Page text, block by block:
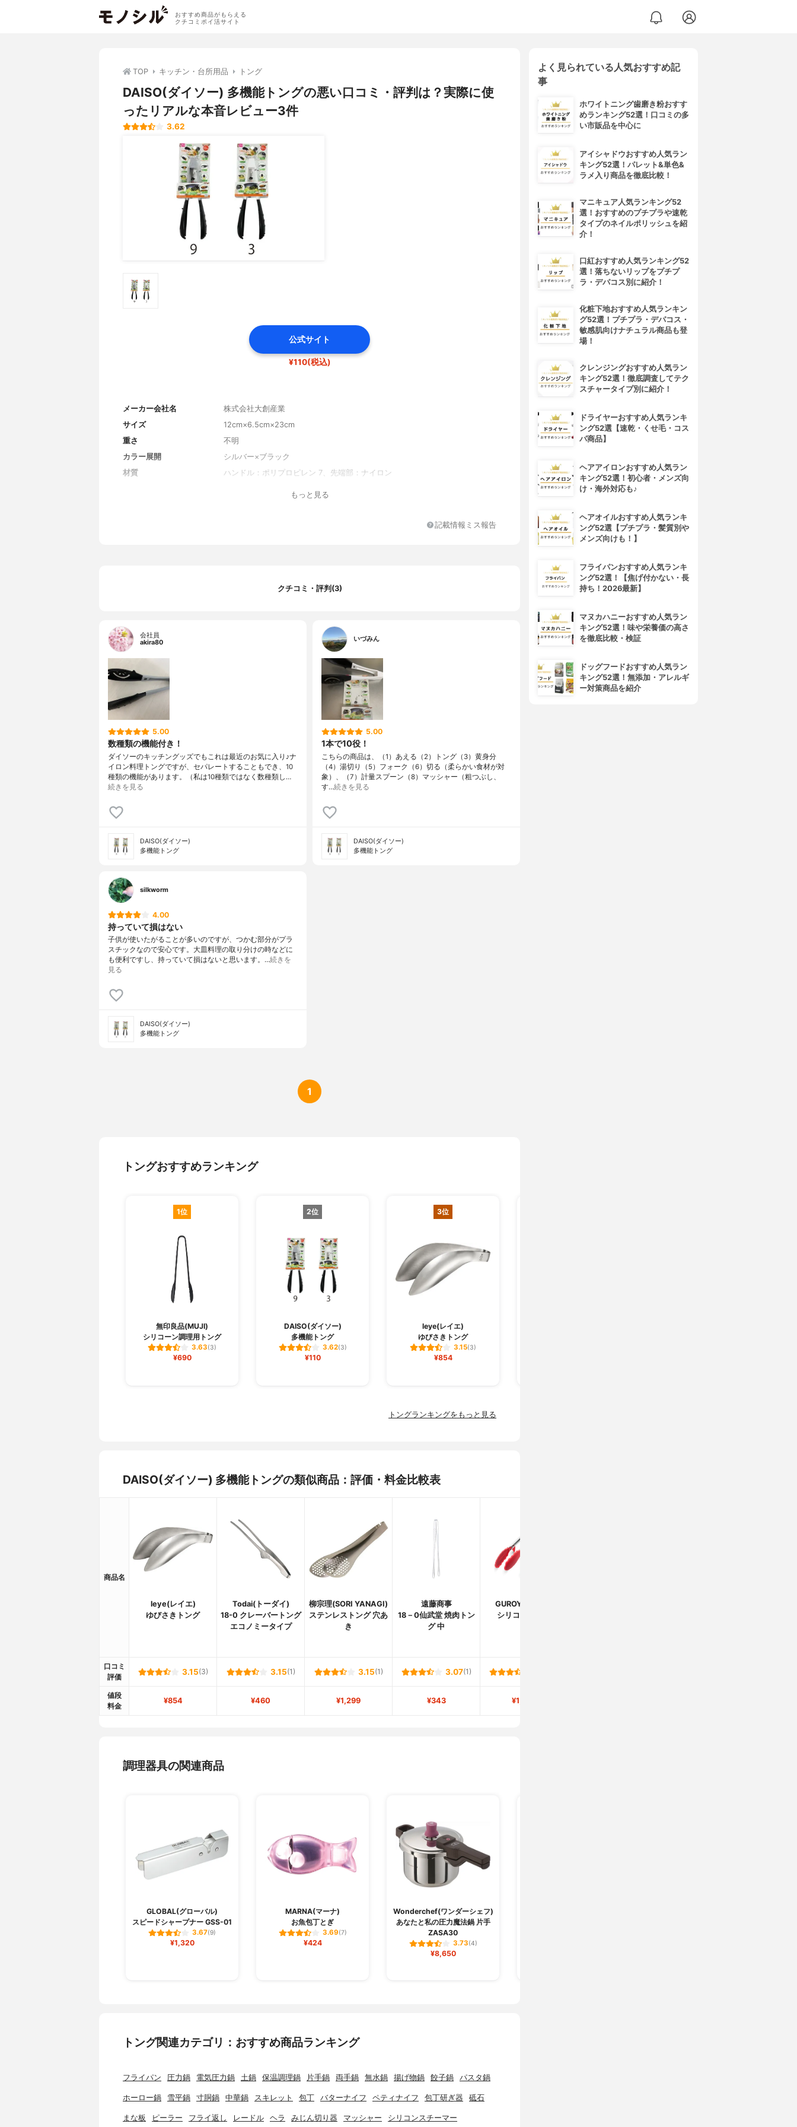
おすすめ商品がもらえる
クチコミポイ活サイト
TOP キッチン・台所用品 トング
DAISO(ダイソー) 多機能トングの悪い口コミ・評判は？実際に使
ったリアルな本音レビュー3件
3.62
公式サイト
¥110(税込)
メーカー会社名
株式会社大創産業
サイズ
12cm×6.5cm×23cm
重さ
不明
カラー展開
シルバー×ブラック
材質
ハンドル：ポリプロピレン 7、先端部：ナイロン
ハンドル：70℃、先端部：180℃
もっと見る
記載情報ミス報告
クチコミ・評判(3)
会社員
akira80
5.00
数種類の機能付き！
ダイソーのキッチングッズでもこれは最近のお気に入り♪ナ
イロン料理トングですが、セパレートすることもでき、10
種類の機能があります。（私は10種類ではなく数種類し…
続きを見る
DAISO(ダイソー)
多機能トング
いづみん
5.00
1本で10役！
こちらの商品は、（1）あえる（2）トング（3）黄身分
（4）湯切り（5）フォーク（6）切る（柔らかい食材が対
象）、（7）計量スプーン（8）マッシャー（粗つぶし、
す…続きを見る
DAISO(ダイソー)
多機能トング
silkworm
4.00
持っていて損はない
子供が使いたがることが多いのですが、つかむ部分がプラ
スチックなので安心です。大皿料理の取り分けの時などに
も便利ですし、持っていて損はないと思います。…続きを
見る
DAISO(ダイソー)
多機能トング
1
トングおすすめランキング
1位
無印良品(MUJI)
シリコーン調理用トング
3.63(3)
¥690
2位
DAISO(ダイソー)
多機能トング
3.62(3)
¥110
3位
leye(レイエ)
ゆびさきトング
3.15(3)
¥854
トングランキングをもっと見る
DAISO(ダイソー) 多機能トングの類似商品：評価・料金比較表
商品名
leye(レイエ)
ゆびさきトング
Todai(トーダイ)
18-0 クレーバートング
エコノミータイプ
柳宗理(SORI YANAGI)
ステンレストング 穴あ
き
遠藤商事
18－0仙武堂 焼肉トン
グ 中
GUROYI(グロイ)
シリコントング
口コミ
評価
3.15(3) 3.15(1) 3.15(1) 3.07(1)
値段
料金
¥854 ¥460 ¥1,299 ¥343 ¥1,750
調理器具の関連商品
GLOBAL(グローバル)
スピードシャープナー GSS-01
3.67(9)
¥1,320
MARNA(マーナ)
お魚包丁とぎ
3.69(7)
¥424
Wonderchef(ワンダーシェフ)
あなたと私の圧力魔法鍋 片手
ZASA30
3.73(4)
¥8,650
トング関連カテゴリ：おすすめ商品ランキング
フライパン 圧力鍋 電気圧力鍋 土鍋 保温調理鍋 片手鍋 両手鍋 無水鍋 揚げ物鍋 餃子鍋 パスタ鍋
ホーロー鍋 雪平鍋 寸胴鍋 中華鍋 スキレット 包丁 バターナイフ ペティナイフ 包丁研ぎ器 砥石
まな板 ピーラー フライ返し レードル ヘラ みじん切り器 マッシャー シリコンスチーマー
よく見られている人気おすすめ記
事
ホワイトニング歯磨き粉おすす
めランキング52選！口コミの多
い市販品を中心に
アイシャドウおすすめ人気ラン
キング52選！パレット&単色&
ラメ入り商品を徹底比較！
マニキュア人気ランキング52
選！おすすめのプチプラや速乾
タイプのネイルポリッシュを紹
介！
口紅おすすめ人気ランキング52
選！落ちないリップをプチプ
ラ・デパコス別に紹介！
化粧下地おすすめ人気ランキン
グ52選！プチプラ・デパコス・
敏感肌向けナチュラル商品も登
場！
クレンジングおすすめ人気ラン
キング52選！徹底調査してテク
スチャータイプ別に紹介！
ドライヤーおすすめ人気ランキ
ング52選【速乾・くせ毛・コス
パ商品】
ヘアアイロンおすすめ人気ラン
キング52選！初心者・メンズ向
け・海外対応も♪
ヘアオイルおすすめ人気ランキ
ング52選【プチプラ・髪質別や
メンズ向けも！】
フライパンおすすめ人気ランキ
ング52選！【焦げ付かない・長
持ち！2026最新】
マヌカハニーおすすめ人気ラン
キング52選！味や栄養価の高さ
を徹底比較・検証
ドッグフードおすすめ人気ラン
キング52選！無添加・アレルギ
ー対策商品を紹介